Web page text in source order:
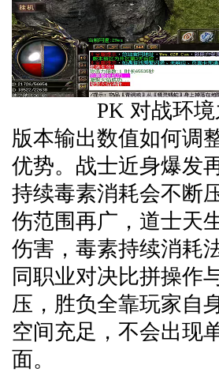
PK 对战环境之
版本输出数值如何调
优势。战士近身爆发
持续毒素消耗会不断
伤范围再广，道士天
伤害，毒素持续消耗
同职业对决比拼操作
压，胜负全靠玩家自
空间充足，不会出现
面。